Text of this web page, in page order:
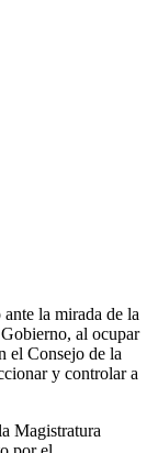
la mirada de la
al ocupar
el Consejo de la
y controlar a